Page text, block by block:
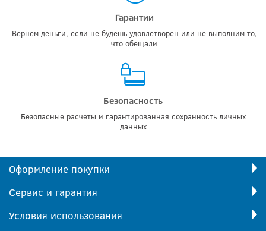
Гарантии
Вернем деньги, если не будешь удовлетворен или не выполним то,
что обещали
Безопасность
Безопасные расчеты и гарантированная сохранность личных
данных
Оформление покупки
Сервис и гарантия
Условия использования